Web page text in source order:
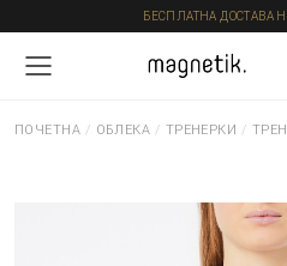
БЕСПЛАТНА ДОСТАВА
ПОЧЕТНА / ОБЛЕКА / ТРЕНЕРКИ /